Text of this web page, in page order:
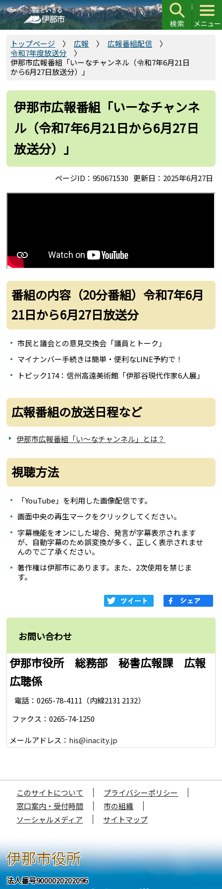
こ
の
ペ
頭
トップページ 広報
広報番組配信
令和7年度放送分
伊那市広報番組「いーなチャンネル（令和7年6月21日
から6月27日放送分）」
伊那市広報番組「いーなチャンネ
ル（令和7年6月21日から6月27日
放送分）」
ページID：950671530 更新日：2025年6月27日
番組の内容（20分番組）令和7年6月
21日から6月27日放送分
市民と議会との意見交換会「議員とトーク」
マイナンバー手続きは簡単・便利なLINE予約で！
トピック174：信州高遠美術館「伊那谷現代作家6人展」
広報番組の放送日程など
伊那市広報番組「い～なチャンネル」とは？
視聴方法
「YouTube」を利用した画像配信です。
画面中央の再生マークをクリックしてください。
字幕機能をオンにした場合、発言が字幕表示されます
が、自動字幕のため誤変換が多く、正しく表示されませ
んのでご了承ください。
著作権は伊那市にあります。また、2次使用を禁じま
す。
お問い合わせ
伊那市役所 総務部 秘書広報課 広報
広聴係
電話：0265-78-4111（内線2131 2132）
ファクス：0265-74-1250
メールアドレス： his@inacity.jp
このサイトについて
プライバシーポリシー
窓口案内・受付時間
市の組織
ソーシャルメディア
サイトマップ
伊那市役所
法人番号9000020202096